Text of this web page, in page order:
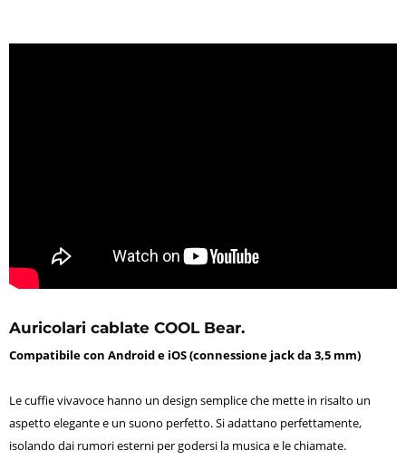
Auricolari cablate COOL Bear.
Compatibile con Android e iOS (connessione jack da 3,5 mm)
Le cuffie vivavoce hanno un design semplice che mette in risalto un
aspetto elegante e un suono perfetto. Si adattano perfettamente,
isolando dai rumori esterni per godersi la musica e le chiamate.